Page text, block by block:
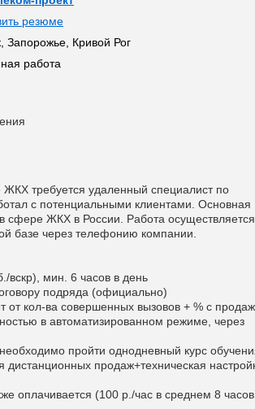
резюме
Запорожье, Кривой Рог
работа
требуется удаленный специалист по
с потенциальными клиентами. Основная
сфере ЖКХ в России. Работа осуществляется
базе через телефонию компании.
вскр), мин. 6 часов в день
подряда (официально)
от кол-ва совершенных вызовов + % с
в автоматизированном режиме, через
пройти однодневный курс
дистанционных продаж+техническая
оплачивается (100 р./час в среднем 8